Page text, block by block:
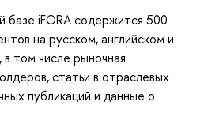
базе iFORA содержится 500
на русском, английском и
в том числе рыночная
статьи в отраслевых
публикаций и данные о